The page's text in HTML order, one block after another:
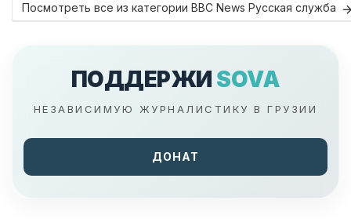
Посмотреть все из категории BBC News Русская служба
ПОДДЕРЖИ SOVA
НЕЗАВИСИМУЮ ЖУРНАЛИСТИКУ В ГРУЗИИ
ДОНАТ